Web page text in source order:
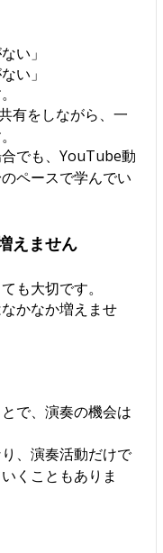
い」
い」
有をしながら、一
でも、YouTube動
ペースで学んでい
えません
も大切です。
かなか増えませ
で、演奏の機会は
、演奏活動だけで
くこともありま